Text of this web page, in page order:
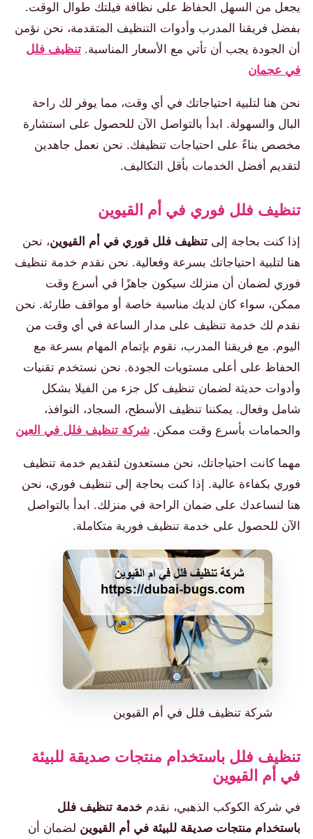
يجعل من السهل الحفاظ على نظافة فيلتك طوال الوقت.
بفضل فريقنا المدرب وأدوات التنظيف المتقدمة، نحن نؤمن
أن الجودة يجب أن تأتي مع الأسعار المناسبة. تنظيف فلل
في عجمان
نحن هنا لتلبية احتياجاتك في أي وقت، مما يوفر لك راحة
البال والسهولة. ابدأ بالتواصل الآن للحصول على استشارة
مخصص بناءً على احتياجات تنظيفك. نحن نعمل جاهدين
لتقديم أفضل الخدمات بأقل التكاليف.
تنظيف فلل فوري في أم القيوين
إذا كنت بحاجة إلى تنظيف فلل فوري في أم القيوين، نحن
هنا لتلبية احتياجاتك بسرعة وفعالية. نحن نقدم خدمة تنظيف
فوري لضمان أن منزلك سيكون جاهزًا في أسرع وقت
ممكن، سواء كان لديك مناسبة خاصة أو مواقف طارئة. نحن
نقدم لك خدمة تنظيف على مدار الساعة في أي وقت من
اليوم. مع فريقنا المدرب، نقوم بإتمام المهام بسرعة مع
الحفاظ على أعلى مستويات الجودة. نحن نستخدم تقنيات
وأدوات حديثة لضمان تنظيف كل جزء من الفيلا بشكل
شامل وفعال. يمكننا تنظيف الأسطح، السجاد، النوافذ،
والحمامات بأسرع وقت ممكن. شركة تنظيف فلل في العين
مهما كانت احتياجاتك، نحن مستعدون لتقديم خدمة تنظيف
فوري بكفاءة عالية. إذا كنت بحاجة إلى تنظيف فوري، نحن
هنا لنساعدك على ضمان الراحة في منزلك. ابدأ بالتواصل
الآن للحصول على خدمة تنظيف فورية متكاملة.
شركة تنظيف فلل في أم القيوين
تنظيف فلل باستخدام منتجات صديقة للبيئة
في أم القيوين
في شركة الكوكب الذهبي، نقدم خدمة تنظيف فلل
باستخدام منتجات صديقة للبيئة في أم القيوين لضمان أن